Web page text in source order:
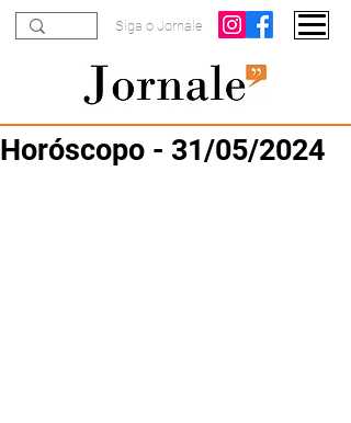
Siga o Jornale
Horóscopo - 31/05/2024